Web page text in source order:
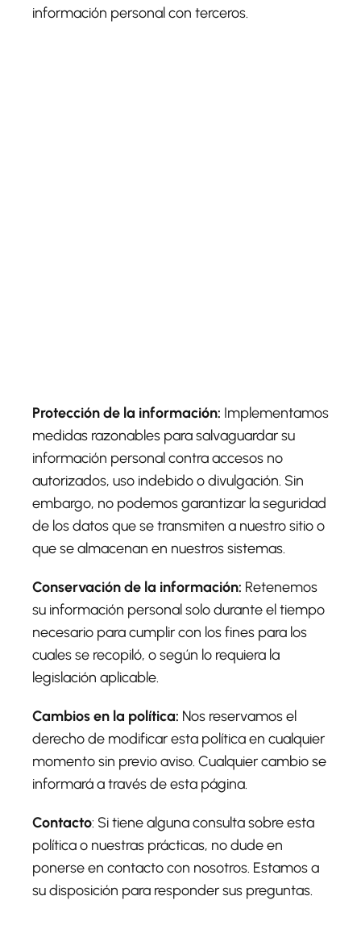
información personal con terceros.
Protección de la información: Implementamos
medidas razonables para salvaguardar su
información personal contra accesos no
autorizados, uso indebido o divulgación. Sin
embargo, no podemos garantizar la seguridad
de los datos que se transmiten a nuestro sitio o
que se almacenan en nuestros sistemas.
Conservación de la información: Retenemos
su información personal solo durante el tiempo
necesario para cumplir con los fines para los
cuales se recopiló, o según lo requiera la
legislación aplicable.
Cambios en la política: Nos reservamos el
derecho de modificar esta política en cualquier
momento sin previo aviso. Cualquier cambio se
informará a través de esta página.
Contacto: Si tiene alguna consulta sobre esta
política o nuestras prácticas, no dude en
ponerse en contacto con nosotros. Estamos a
su disposición para responder sus preguntas.